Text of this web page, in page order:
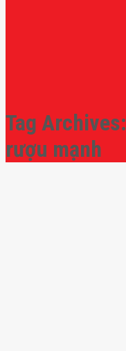
Tag Archives:
rượu mạnh